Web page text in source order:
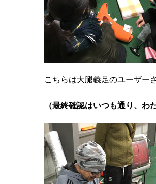
こちらは大腿義足のユーザー
（最終確認はいつも通り、わ